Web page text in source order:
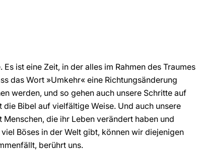
ist eine Zeit, in der alles im Rahmen des Traumes
das Wort »Umkehr« eine Richtungsänderung
werden, und so gehen auch unsere Schritte auf
Bibel auf vielfältige Weise. Und auch unsere
die ihr Leben verändert haben und
Böses in der Welt gibt, können wir diejenigen
berührt uns.